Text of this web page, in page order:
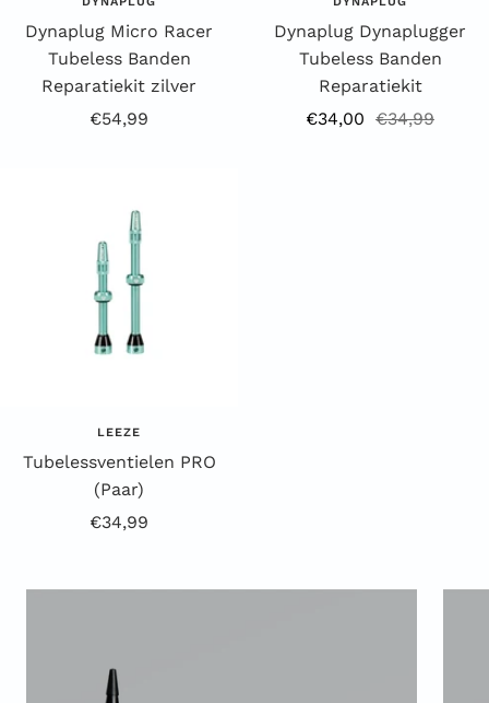
Dynaplug Micro Racer
Tubeless Banden
Reparatiekit zilver
Aanbiedingsprijs
€54,99
Dynaplug Dynaplugger
Tubeless Banden
Reparatiekit
Aanbiedingsprijs
€34,00 Reguliere
€34,99
LEEZE
Tubelessventielen PRO
(Paar)
Aanbiedingsprijs
€34,99